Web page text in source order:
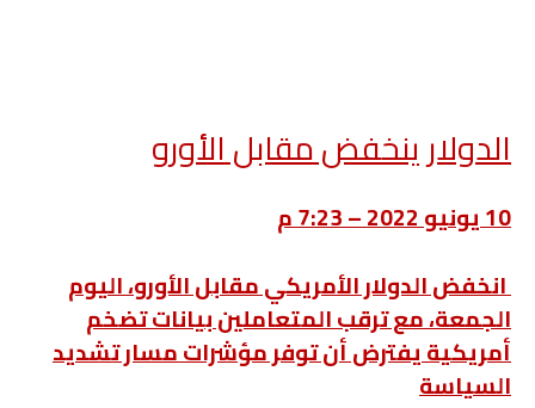
الدولار ينخفض مقابل الأورو
10 يونيو 2022 – 7:23 م
انخفض الدولار الأمريكي مقابل الأورو، اليوم
الجمعة، مع ترقب المتعاملين بيانات تضخم
أمريكية يفترض أن توفر مؤشرات مسار تشديد
السياسة